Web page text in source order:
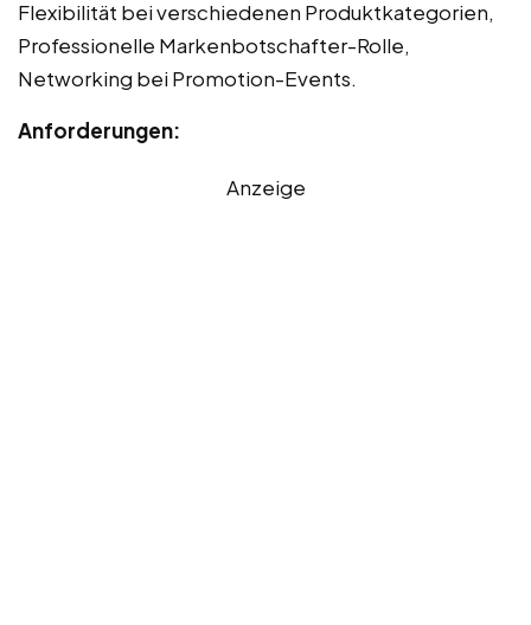
Flexibilität bei verschiedenen Produktkategorien,
Professionelle Markenbotschafter-Rolle,
Networking bei Promotion-Events.
Anforderungen:
Anzeige